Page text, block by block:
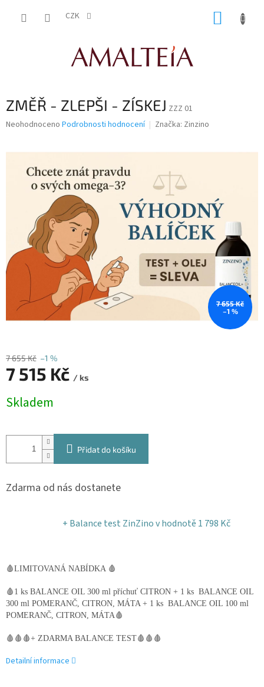
CZK
ZMĚŘ - ZLEPŠI - ZÍSKEJ ZZZ 01
Průměrné
Neohodnoceno Podrobnosti hodnocení Značka: Zinzino
7 655 Kč
–1 %
7 655 Kč –1 %
7 515 Kč / ks
cena:
Skladem
Přidat do košíku
Zdarma od nás dostanete
+ Balance test ZinZinov hodnotě 1 798 Kč
🩸LIMITOVANÁ NABÍDKA 🩸
🩸1 ks BALANCE OIL 300 ml příchuť CITRON + 1 ks BALANCE OIL
300 ml POMERANČ, CITRON, MÁTA + 1 ks BALANCE OIL 100 ml
POMERANČ, CITRON, MÁTA🩸
🩸🩸🩸+ ZDARMA BALANCE TEST🩸🩸🩸
Detailní informace